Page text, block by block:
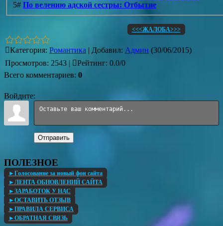
5# По велению адской сестры: Отбытие
<<<ЖАЛОБА>>>
Категория: Романтика | Добавил: Админ (30/06/2015)
Просмотров: 2543 | Рейтинг: 0.0/0
Всего комментариев: 0
Войдите:
Отправить
ПОЛЕЗНОЕ
►Голосование за новый фон сайта
►ЛЕНТА ОБНОВЛЕНИЙ САЙТА
►ЗАРАБОТОК У НАС
►ОСТАВИТЬ ОТЗЫВ
►ПРАВИЛА СЕРВИСА
►ОБРАТНАЯ СВЯЗЬ